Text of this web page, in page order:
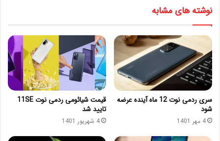
نوشته های مشابه
سری ردمی نوت 12 ماه آینده عرضه
شود
4 مهر 1401
قیمت شیائومی ردمی نوت 11SE
تایید شد
4 شهریور 1401